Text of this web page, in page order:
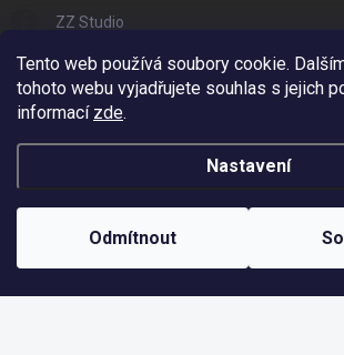
Tento web používá soubory cookie.
tohoto webu vyjadřujete souhlas s jejich
informací zde.
Nastavení
Odmítnout
ZZ Studio
zzstudio_cz
Vytvořil Shoptet
ZZ Eshop - Svět potisku.
Odstoupit od smlouvy